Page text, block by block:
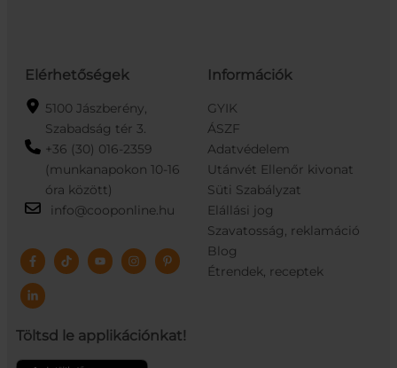
Elérhetőségek
5100 Jászberény,
Szabadság tér 3.
+36 (30) 016-2359
(munkanapokon 10-16
óra között)
info@cooponline.hu
Töltsd le applikációnkat!
Információk
GYIK
ÁSZF
Adatvédelem
Utánvét Ellenőr kivonat
Süti Szabályzat
Elállási jog
Szavatosság, reklamáció
Blog
Étrendek, receptek